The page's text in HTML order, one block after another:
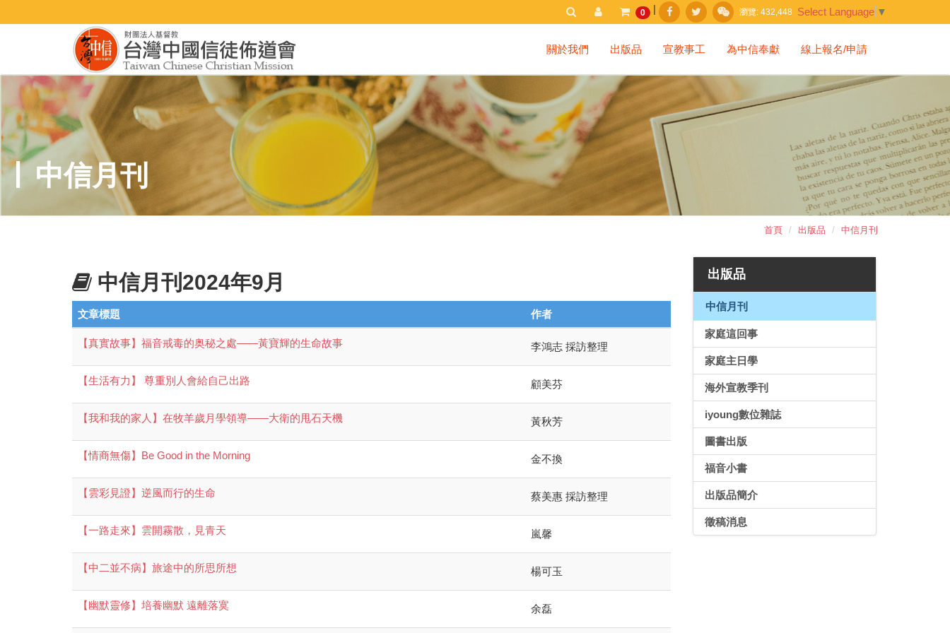
Select Language ▼
瀏覽: 432,448
0 |
關於我們 出版品 宣教事工 為中信奉獻 線上報名/申請
中信月刊
首頁 出版品 中信月刊
中信月刊2024年9月
文章標題 作者
【真實故事】福音戒毒的奥秘之處——黃寶輝的生命故事 李鴻志 採訪整理
【生活有力】 尊重別人會給自己出路 顧美芬
【我和我的家人】在牧羊歲月學領導——大衛的甩石天機 黃秋芳
【情商無傷】Be Good in the Morning 金不換
【雲彩見證】逆風而行的生命 蔡美惠 採訪整理
【一路走來】雲開霧散，見青天 嵐馨
【中二並不病】旅途中的所思所想 楊可玉
【幽默靈修】培養幽默 遠離落寞 余磊
出版品
中信月刊
家庭這回事
家庭主日學
海外宣教季刊
iyoung數位雜誌
圖書出版
福音小書
出版品簡介
徵稿消息